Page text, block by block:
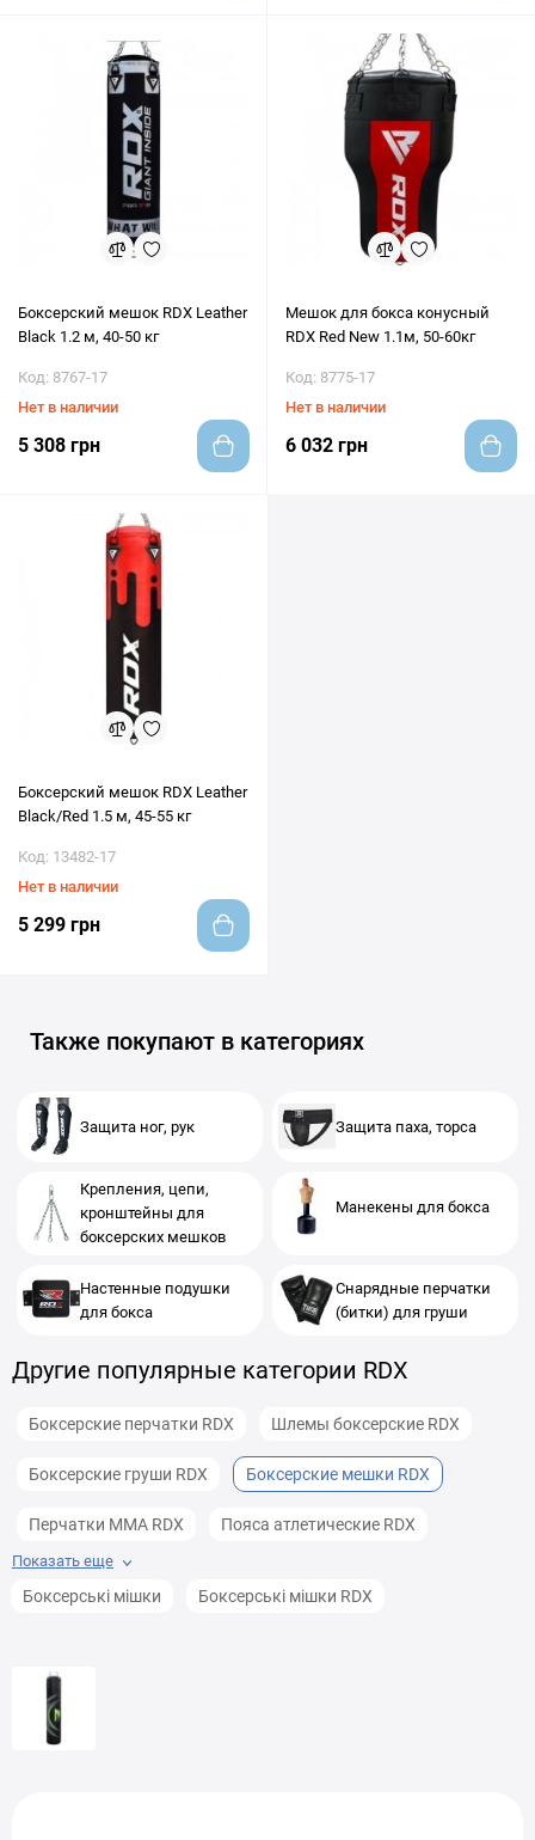
Боксерский мешок RDX Leather
Black 1.2 м, 40-50 кг
Код: 8767-17
Нет в наличии
5 308 грн
Мешок для бокса конусный
RDX Red New 1.1м, 50-60кг
Код: 8775-17
Нет в наличии
6 032 грн
Боксерский мешок RDX Leather
Black/Red 1.5 м, 45-55 кг
Код: 13482-17
Нет в наличии
5 299 грн
Также покупают в категориях
Защита ног, рук Защита паха, торса
Крепления, цепи,
кронштейны для
боксерских мешков
Манекены для бокса
Настенные подушки
для бокса
Снарядные перчатки
(битки) для груши
Другие популярные категории RDX
Боксерские перчатки RDX Шлемы боксерские RDX
Боксерские груши RDX Боксерские мешки RDX
Перчатки MMA RDX Пояса атлетические RDX
Пояса для отягощений RDX
Показать еще
Боксерські мішки Боксерські мішки RDX